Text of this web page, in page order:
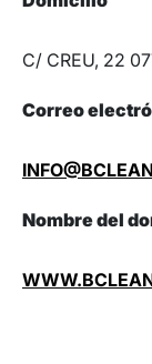
C/ CREU, 22
Correo
Nombre del